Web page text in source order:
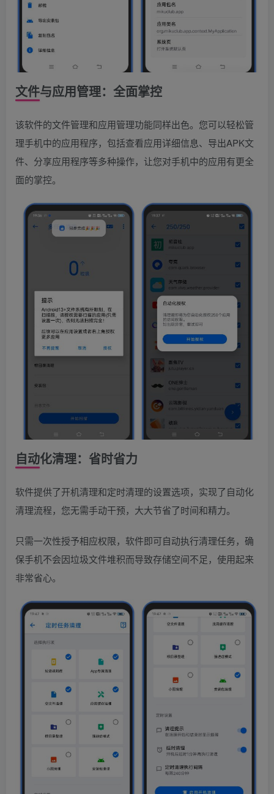
文件与应用管理：全面掌控
该软件的文件管理和应用管理功能同样出色。您可以轻松管
理手机中的应用程序，包括查看应用详细信息、导出APK文
件、分享应用程序等多种操作，让您对手机中的应用有更全
面的掌控。
自动化清理：省时省力
软件提供了开机清理和定时清理的设置选项，实现了自动化
清理流程，您无需手动干预，大大节省了时间和精力。
只需一次性授予相应权限，软件即可自动执行清理任务，确
保手机不会因垃圾文件堆积而导致存储空间不足，使用起来
非常省心。